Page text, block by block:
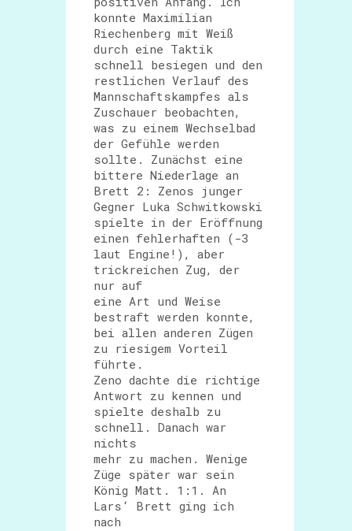
konnte Maximilian
Riechenberg mit Weiß
durch eine Taktik
schnell besiegen und den
restlichen Verlauf des
Mannschaftskampfes als
Zuschauer beobachten,
was zu einem Wechselbad
der Gefühle werden
sollte. Zunächst eine
bittere Niederlage an
Brett 2: Zenos junger
Gegner Luka Schwitkowski
spielte in der Eröffnung
einen fehlerhaften (-3
laut Engine!), aber
trickreichen Zug, der
nur auf
eine Art und Weise
bestraft werden konnte,
bei allen anderen Zügen
zu riesigem Vorteil
führte.
Zeno dachte die richtige
Antwort zu kennen und
spielte deshalb zu
schnell. Danach war
nichts
mehr zu machen. Wenige
Züge später war sein
König Matt. 1:1. An
Lars‘ Brett ging ich
nach